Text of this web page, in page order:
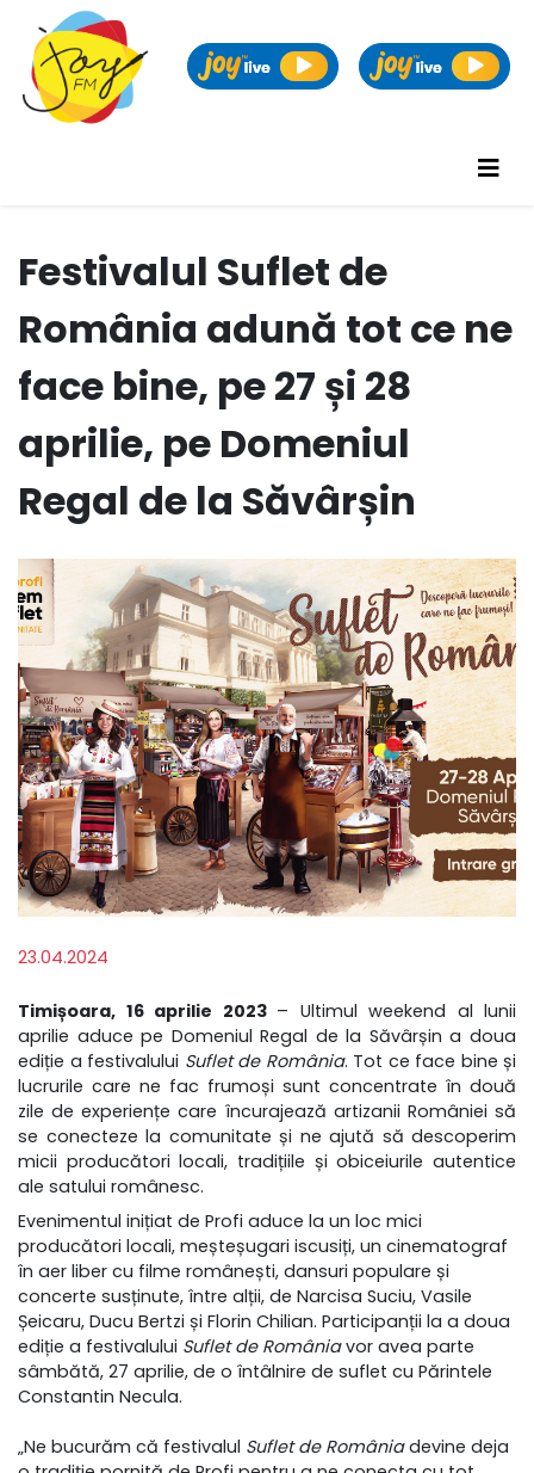
Festivalul Suflet de
România adună tot ce ne
face bine, pe 27 și 28
aprilie, pe Domeniul
Regal de la Săvârșin
23.04.2024
Timișoara, 16 aprilie 2023 – Ultimul weekend al lunii
aprilie aduce pe Domeniul Regal de la Săvârșin a doua
ediție a festivalului Suflet de România. Tot ce face bine și
lucrurile care ne fac frumoși sunt concentrate în două
zile de experiențe care încurajează artizanii României să
se conecteze la comunitate și ne ajută să descoperim
micii producători locali, tradițiile și obiceiurile autentice
ale satului românesc.
Evenimentul inițiat de Profi aduce la un loc mici
producători locali, meșteșugari iscusiți, un cinematograf
în aer liber cu filme românești, dansuri populare și
concerte susținute, între alții, de Narcisa Suciu, Vasile
Șeicaru, Ducu Bertzi și Florin Chilian. Participanții la a doua
ediție a festivalului Suflet de Româniavor avea parte
sâmbătă, 27 aprilie, de o întâlnire de suflet cu Părintele
Constantin Necula.
„Ne bucurăm că festivalul Suflet de Româniadevine deja